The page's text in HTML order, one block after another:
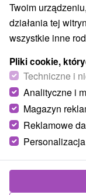
Twoim
działania tej
wszystkie inne
Pliki cookie,
Techniczne i
Analityczne i
Magazyn
Reklamowe